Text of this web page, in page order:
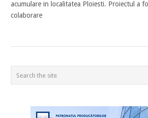
acumulare in localitatea Ploiesti. Proiectul a
colaborare
POSTS
NAVIGATION